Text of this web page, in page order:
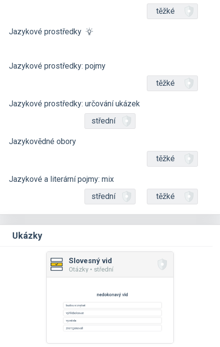
těžké
Jazykové prostředky
Jazykové prostředky: pojmy
těžké
Jazykové prostředky: určování ukázek
střední
Jazykovědné obory
těžké
Jazykové a literární pojmy: mix
střední
těžké
Ukázky
Slovesný vid
Otázky • střední